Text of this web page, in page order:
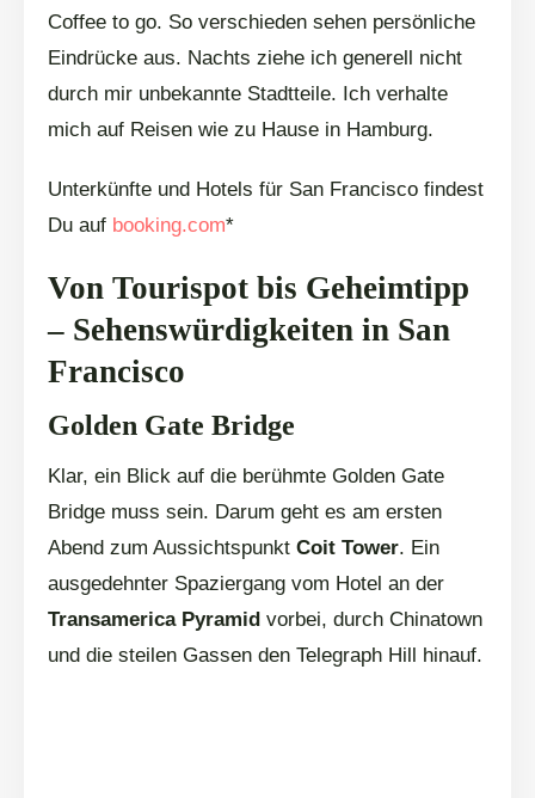
Coffee to go. So verschieden sehen persönliche
Eindrücke aus. Nachts ziehe ich generell nicht
durch mir unbekannte Stadtteile. Ich verhalte
mich auf Reisen wie zu Hause in Hamburg.
Unterkünfte und Hotels für San Francisco findest
Du auf booking.com*
Von Tourispot bis Geheimtipp
– Sehenswürdigkeiten in San
Francisco
Golden Gate Bridge
Klar, ein Blick auf die berühmte Golden Gate
Bridge muss sein. Darum geht es am ersten
Abend zum Aussichtspunkt Coit Tower. Ein
ausgedehnter Spaziergang vom Hotel an der
Transamerica Pyramid vorbei, durch Chinatown
und die steilen Gassen den Telegraph Hill hinauf.